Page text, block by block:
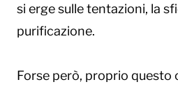
si erge sulle tentazioni, la
purificazione.
Forse però, proprio questo